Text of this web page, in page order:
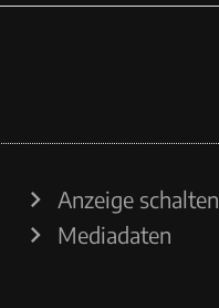
Anzeige schalten
Mediadaten